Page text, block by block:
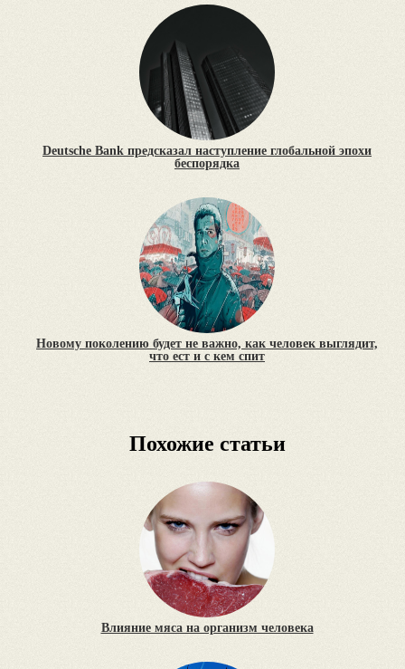
Deutsche Bank предсказал наступление глобальной эпохи
беспорядка
Новому поколению будет не важно, как человек выглядит,
что ест и с кем спит
Похожие статьи
Влияние мяса на организм человека